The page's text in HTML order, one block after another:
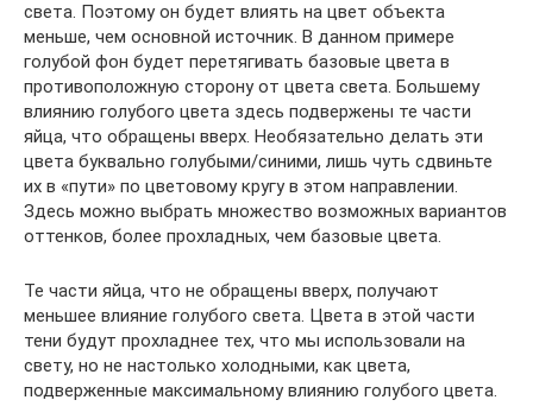
света. Поэтому он будет влиять на цвет объекта
меньше, чем основной источник. В данном примере
голубой фон будет перетягивать базовые цвета в
противоположную сторону от цвета света. Большему
влиянию голубого цвета здесь подвержены те части
яйца, что обращены вверх. Необязательно делать эти
цвета буквально голубыми/синими, лишь чуть сдвиньте
их в «пути» по цветовому кругу в этом направлении.
Здесь можно выбрать множество возможных вариантов
оттенков, более прохладных, чем базовые цвета.
Те части яйца, что не обращены вверх, получают
меньшее влияние голубого света. Цвета в этой части
тени будут прохладнее тех, что мы использовали на
свету, но не настолько холодными, как цвета,
подверженные максимальному влиянию голубого цвета.